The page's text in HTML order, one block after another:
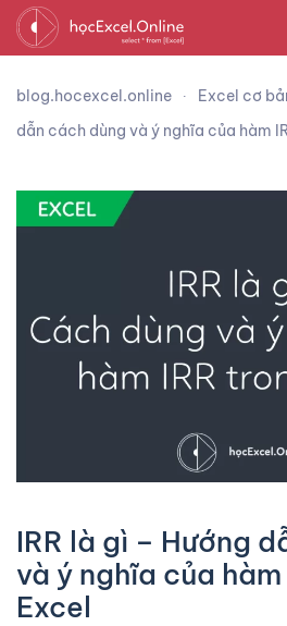
blog.hocexcel.online Excel cơ
dẫn cách dùng và ý nghĩa của hàm
IRR là gì – Hướng
và ý nghĩa của
Excel